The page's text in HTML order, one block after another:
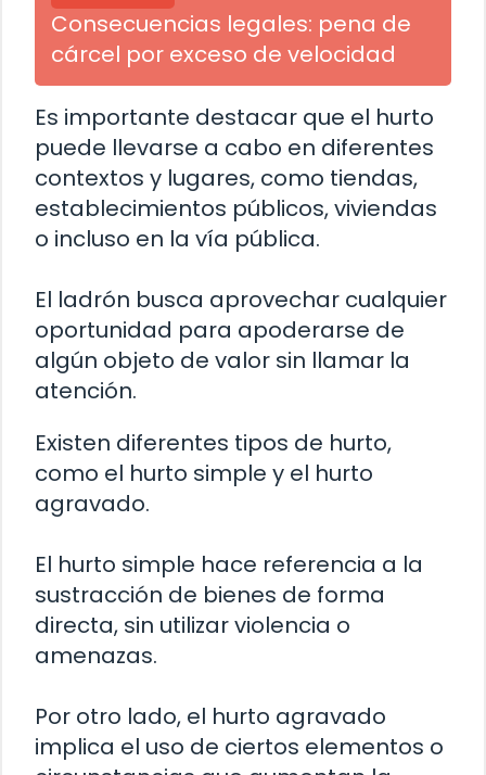
Consecuencias legales: pena de
cárcel por exceso de velocidad
Es importante destacar que el hurto
puede llevarse a cabo en diferentes
contextos y lugares, como tiendas,
establecimientos públicos, viviendas
o incluso en la vía pública.
El ladrón busca aprovechar cualquier
oportunidad para apoderarse de
algún objeto de valor sin llamar la
atención.
Existen diferentes tipos de hurto,
como el hurto simple y el hurto
agravado.
El hurto simple hace referencia a la
sustracción de bienes de forma
directa, sin utilizar violencia o
amenazas.
Por otro lado, el hurto agravado
implica el uso de ciertos elementos o